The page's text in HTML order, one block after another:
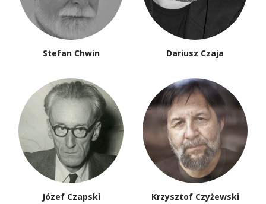
Stefan Chwin Dariusz Czaja
Józef Czapski Krzysztof Czyżewski